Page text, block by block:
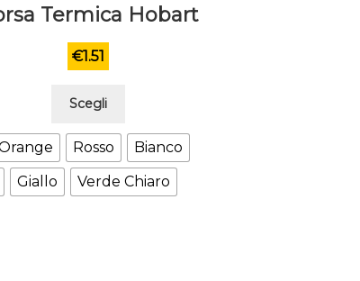
Termica Hobart
€1.51
Scegli
ha
più
varianti.
Rosso
Bianco
Giallo Verde Chiaro